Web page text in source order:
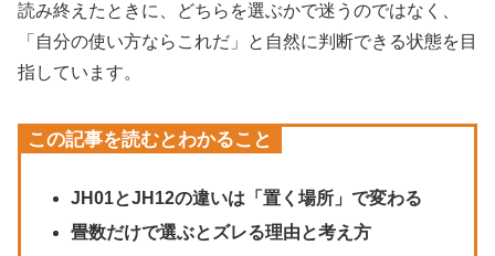
読み終えたときに、どちらを選ぶかで迷うのではなく、
「自分の使い方ならこれだ」と自然に判断できる状態を目
指しています。
この記事を読むとわかること
JH01とJH12の違いは「置く場所」で変わる
畳数だけで選ぶとズレる理由と考え方